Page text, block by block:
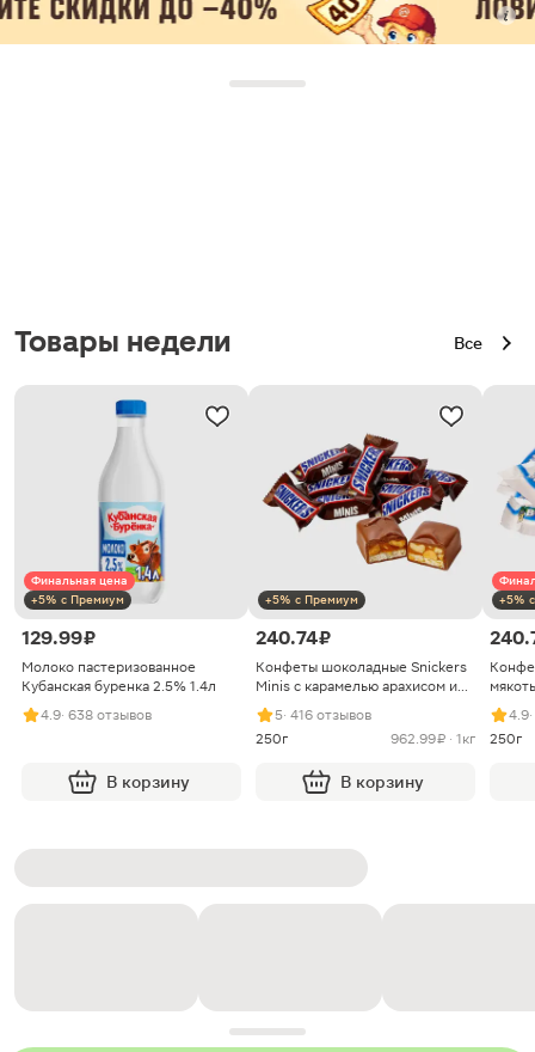
Товары недели Все
Финальная цена
+5% с Премиум
129.99 ₽
Молоко пастеризованное
Кубанская буренка 2.5% 1.4л
4.9· 638 отзывов
В корзину
+5% с Премиум
240.74 ₽
Конфеты шоколадные Snickers
Minis с карамелью арахисом и
нугой
5· 416 отзывов
250г
962.99 ₽ · 1кг
В корзину
+5%
4.9
250г